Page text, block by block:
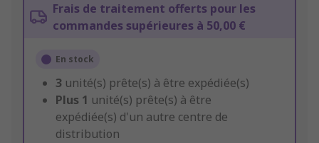
Frais de traitement offerts pour les
commandes supérieures à 50,00 €
En stock
3 unité(s) prête(s) à être expédiée(s)
Plus 1 unité(s) prête(s) à être
expédiée(s) d'un autre centre de
distribution